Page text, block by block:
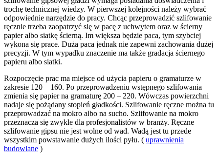
trochę technicznej wiedzy. W pierwszej kolejności należy wybrać
odpowiednie narzędzie do pracy. Chcąc przeprowadzić szlifowanie
ręcznie trzeba zaopatrzyć się w pacę z uchwytem oraz w ścierny
papier albo siatkę ścierną. Im większa będzie paca, tym szybciej
wykona się prace. Duża paca jednak nie zapewni zachowania dużej
precyzji. W tym wypadku znaczenie ma także gradacja ściernego
papieru albo siatki.
Rozpoczęcie prac ma miejsce od użycia papieru o gramaturze w
zakresie 120 – 160. Po przeprowadzeniu wstępnego szlifowania
zmienia się papier na gramaturę 200 – 220. Wówczas powierzchni
nadaje się pożądany stopień gładkości. Szlifowanie ręczne można tu
przeprowadzać na mokro albo na sucho. Szlifowanie na mokro
przeznacza się zwykle dla profesjonalistów w branży. Ręczne
szlifowanie gipsu nie jest wolne od wad. Wadą jest tu przede
wszystkim powstawanie dużych ilości pyłu. ( uprawnienia
budowlane )